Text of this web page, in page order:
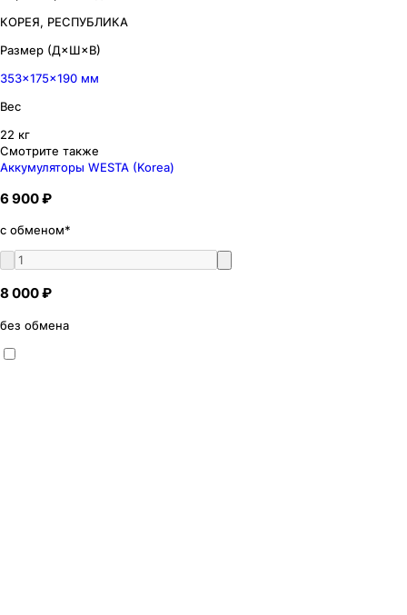
КОРЕЯ, РЕСПУБЛИКА
Размер (Д×Ш×В)
353×175×190 мм
Вес
22 кг
Смотрите также
Аккумуляторы WESTA (Korea)
6 900 ₽
с обменом*
8 000 ₽
без обмена